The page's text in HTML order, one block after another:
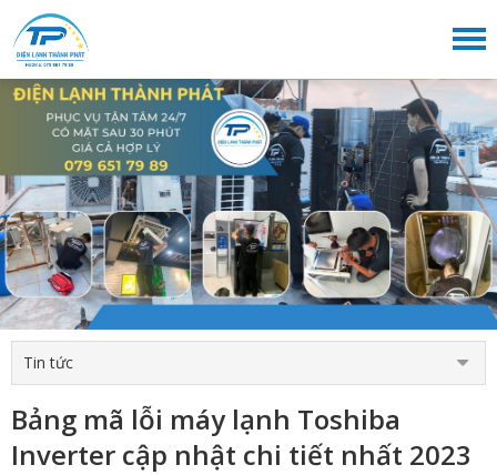
Tin tức
Bảng mã lỗi máy lạnh Toshiba
Inverter cập nhật chi tiết nhất 2023